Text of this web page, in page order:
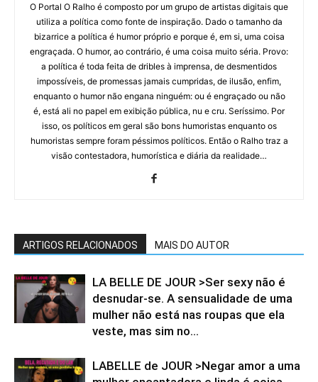
O Portal O Ralho é composto por um grupo de artistas digitais que
utiliza a política como fonte de inspiração. Dado o tamanho da
bizarrice a política é humor próprio e porque é, em si, uma coisa
engraçada. O humor, ao contrário, é uma coisa muito séria. Provo:
a política é toda feita de dribles à imprensa, de desmentidos
impossíveis, de promessas jamais cumpridas, de ilusão, enfim,
enquanto o humor não engana ninguém: ou é engraçado ou não
é, está ali no papel em exibição pública, nu e cru. Seríssimo. Por
isso, os políticos em geral são bons humoristas enquanto os
humoristas sempre foram péssimos políticos. Então o Ralho traz a
visão contestadora, humorística e diária da realidade…
ARTIGOS RELACIONADOS MAIS DO AUTOR
LA BELLE DE JOUR >⁠Ser sexy não é
desnudar-se. A sensualidade de uma
mulher não está nas roupas que ela
veste, mas sim no...
LABELLE de JOUR >Negar amor a uma